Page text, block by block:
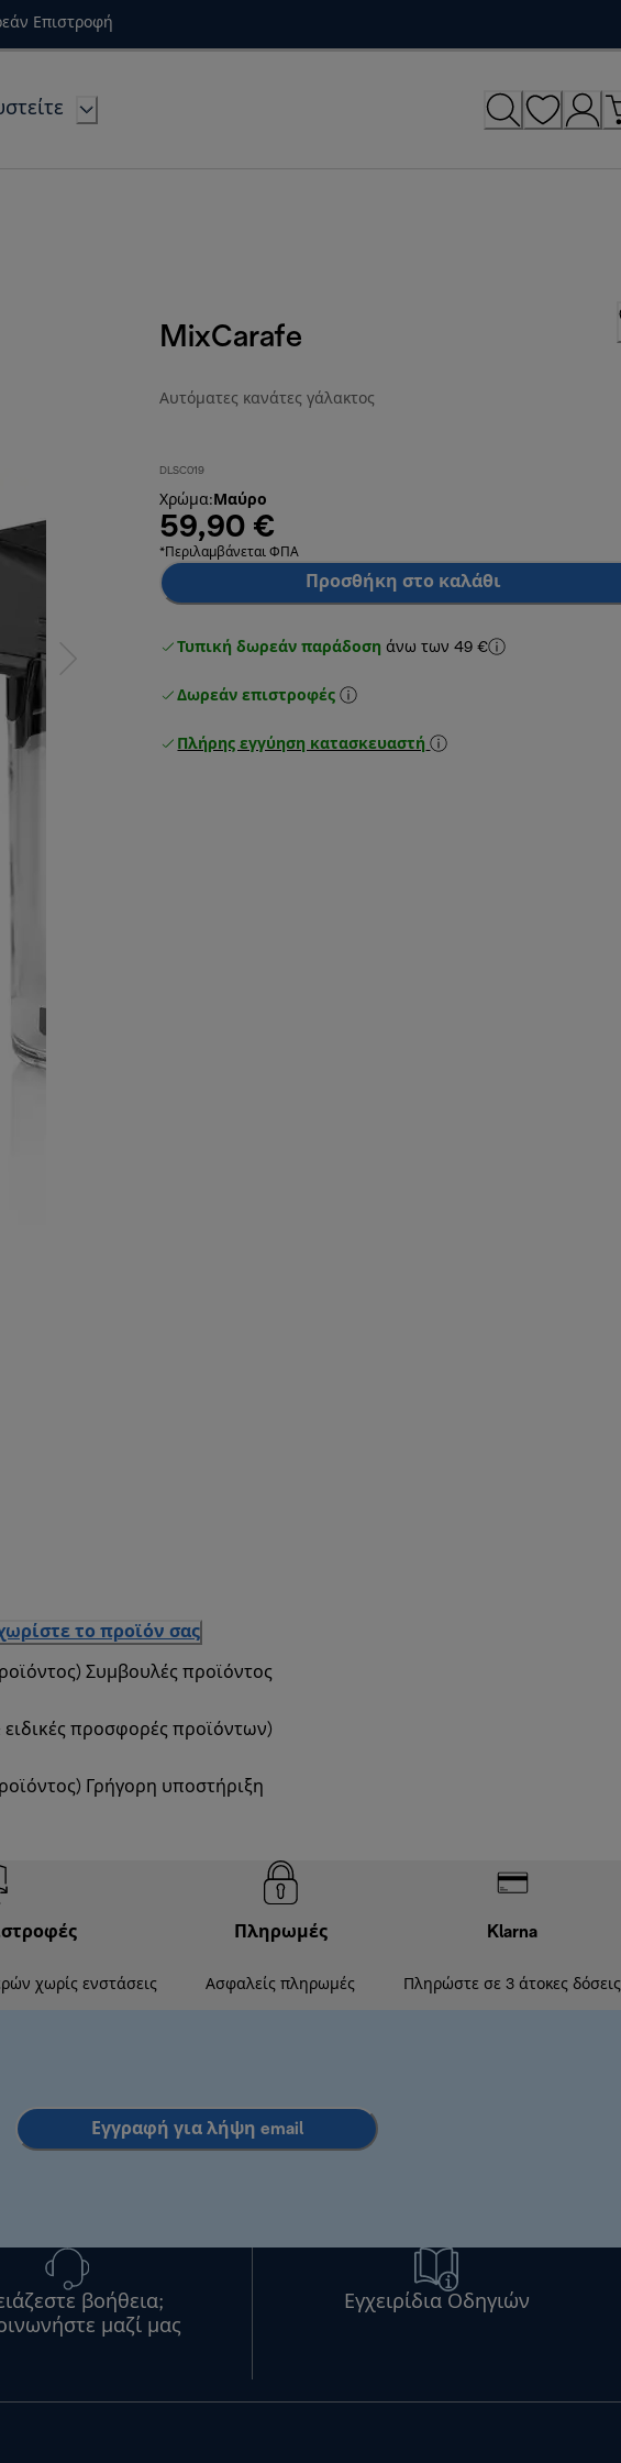
Επιστροφή
MixCarafe
Αυτόματες κανάτες γάλακτος
DLSC019
Χρώμα: Μαύρο
59,90 €
*Περιλαμβάνεται ΦΠΑ
Προσθήκη στο καλάθι
Τυπική δωρεάν παράδοση άνω των 49 €
Δωρεάν επιστροφές
Πλήρης εγγύηση κατασκευαστή
το προϊόν σας
Συμβουλές προϊόντος
ειδικές προσφορές προϊόντων)
Γρήγορη υποστήριξη
χωρίς ενστάσεις
Πληρωμές
Ασφαλείς πληρωμές
Klarna
Πληρώστε σε 3 άτοκες δόσεις
Εγγραφή για λήψη email
βοήθεια;
μαζί μας
Εγχειρίδια Οδηγιών